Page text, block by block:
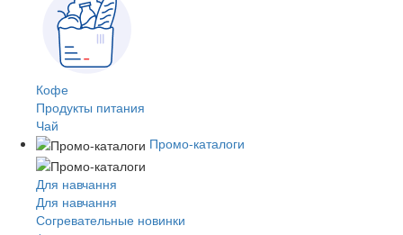
Кофе
Продукты питания
Чай
Промо-каталоги
Для навчання
Для навчання
Согревательные новинки